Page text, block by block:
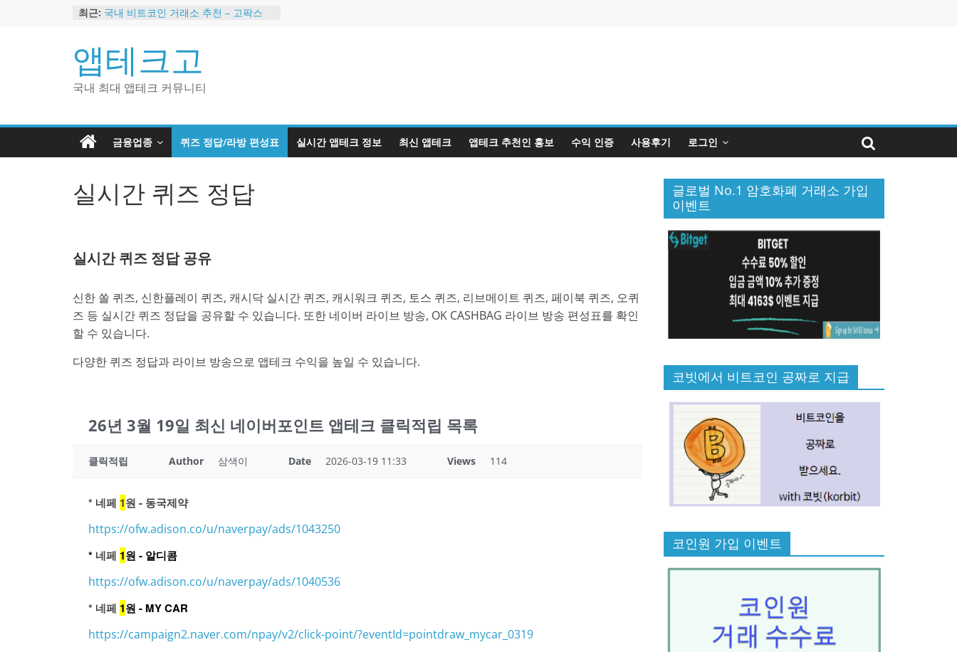
최근: 국내 비트코인 거래소 추천 – 고팍스
2024 강력히 추천하는 은행 멤버십 현
금 앱테크
해외 코인 거래소 추천 순위 BEST 2
현금 지급하는 국내 코인 거래소 추천
앱테크고
국내 최대 앱테크 커뮤니티
금융업종 퀴즈 정답/라방 편성표 실시간 앱테크 정보 최신 앱테크 앱테크 추천인 홍보 수익 인증 사용후기 로그인
실시간 퀴즈 정답
실시간 퀴즈 정답 공유
신한 쏠 퀴즈, 신한플레이 퀴즈, 캐시닥 실시간 퀴즈, 캐시워크 퀴즈, 토스 퀴즈, 리브메이트 퀴즈, 페이북 퀴즈, 오퀴
즈 등 실시간 퀴즈 정답을 공유할 수 있습니다. 또한 네이버 라이브 방송, OK CASHBAG 라이브 방송 편성표를 확인
할 수 있습니다.
다양한 퀴즈 정답과 라이브 방송으로 앱테크 수익을 높일 수 있습니다.
26년 3월 19일 최신 네이버포인트 앱테크 클릭적립 목록
클릭적립 Author 삼색이 Date 2026-03-19 11:33 Views 114
* 네페 1원 - 동국제약
https://ofw.adison.co/u/naverpay/ads/1043250
* 네페 1원 - 알디콤
https://ofw.adison.co/u/naverpay/ads/1040536
* 네페 1원 - MY CAR
https://campaign2.naver.com/npay/v2/click-point/?eventId=pointdraw_mycar_0319
글로벌 No.1 암호화폐 거래소 가입
이벤트
코빗에서 비트코인 공짜로 지급
코인원 가입 이벤트